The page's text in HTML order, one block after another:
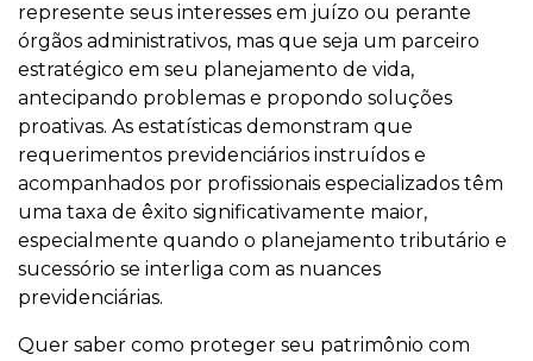
represente seus interesses em juízo ou perante
órgãos administrativos, mas que seja um parceiro
estratégico em seu planejamento de vida,
antecipando problemas e propondo soluções
proativas. As estatísticas demonstram que
requerimentos previdenciários instruídos e
acompanhados por profissionais especializados têm
uma taxa de êxito significativamente maior,
especialmente quando o planejamento tributário e
sucessório se interliga com as nuances
previdenciárias.
Quer saber como proteger seu patrimônio com